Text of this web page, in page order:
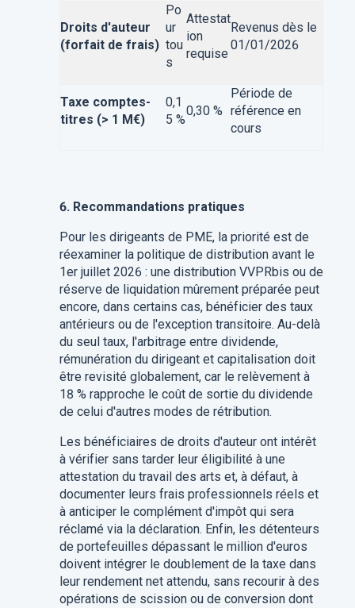
Droits d'auteur
(forfait de frais)
Po
ur
tou
s
Attestat
ion
requise
Revenus dès le
01/01/2026
Taxe comptes-
titres (> 1 M€)
0,1
5 %
0,30 %
Période de
référence en
cours
6. Recommandations pratiques
Pour les dirigeants de PME, la priorité est de
réexaminer la politique de distribution avant le
1er juillet 2026 : une distribution VVPRbis ou de
réserve de liquidation mûrement préparée peut
encore, dans certains cas, bénéficier des taux
antérieurs ou de l'exception transitoire. Au-delà
du seul taux, l'arbitrage entre dividende,
rémunération du dirigeant et capitalisation doit
être revisité globalement, car le relèvement à
18 % rapproche le coût de sortie du dividende
de celui d'autres modes de rétribution.
Les bénéficiaires de droits d'auteur ont intérêt
à vérifier sans tarder leur éligibilité à une
attestation du travail des arts et, à défaut, à
documenter leurs frais professionnels réels et
à anticiper le complément d'impôt qui sera
réclamé via la déclaration. Enfin, les détenteurs
de portefeuilles dépassant le million d'euros
doivent intégrer le doublement de la taxe dans
leur rendement net attendu, sans recourir à des
opérations de scission ou de conversion dont